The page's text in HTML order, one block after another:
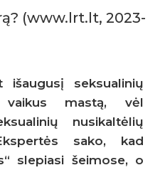
(www.lrt.lt, 2023-
išaugusį seksualinių
vaikus mastą, vėl
nusikaltėlių
sako, kad
slepiasi šeimose, o